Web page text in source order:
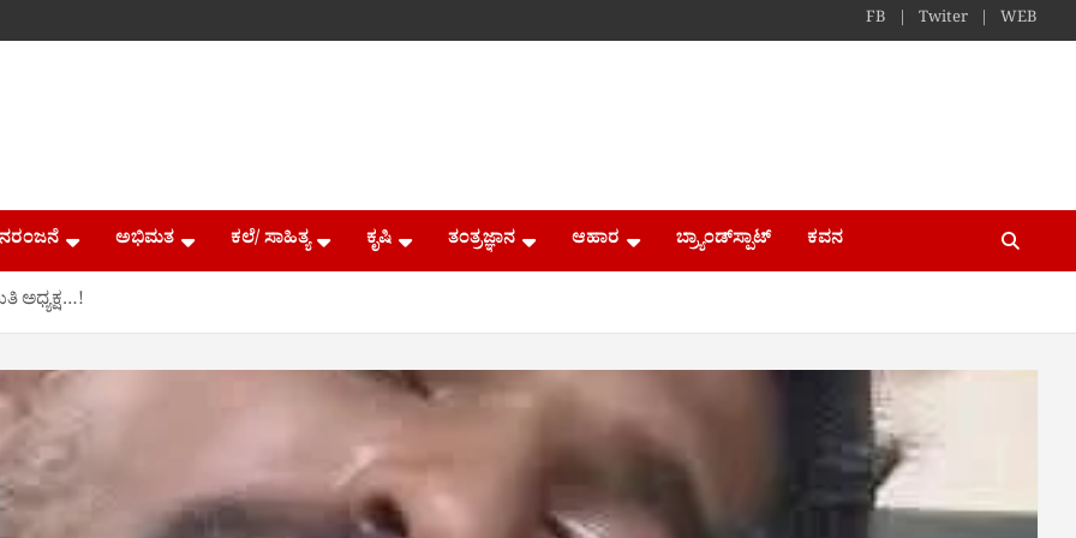
FB Twiter WEB
ಅಭಿಮತ ಕಲೆ/ ಸಾಹಿತ್ಯ ಕೃಷಿ ತಂತ್ರಜ್ಞಾನ ಆಹಾರ ಬ್ರ್ಯಾಂಡ್​ಸ್ಪಾಟ್ ಕವನ
ಅಧ್ಯಕ್ಷ…!